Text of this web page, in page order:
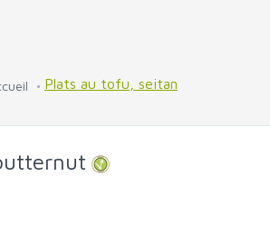
Plats au tofu, seitan